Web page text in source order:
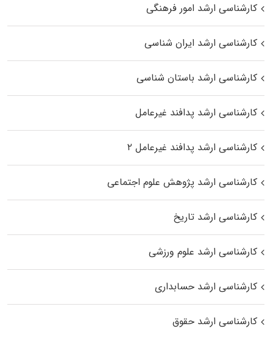
کارشناسی ارشد امور فرهنگی
کارشناسی ارشد ایران شناسی
کارشناسی ارشد باستان شناسی
کارشناسی ارشد پدافند غیرعامل
کارشناسی ارشد پدافند غیرعامل ۲
کارشناسی ارشد پژوهش علوم اجتماعی
کارشناسی ارشد تاریخ
کارشناسی ارشد علوم ورزشی
کارشناسی ارشد حسابداری
کارشناسی ارشد حقوق